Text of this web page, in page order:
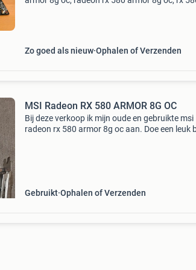
Zo goed als nieuw Ophalen of Verzenden
MSI Radeon RX 580 ARMOR 8G OC
Bij deze verkoop ik mijn oude en gebruikte msi
radeon rx 580 armor 8g oc aan. Doe een leuk
Gebruikt Ophalen of Verzenden